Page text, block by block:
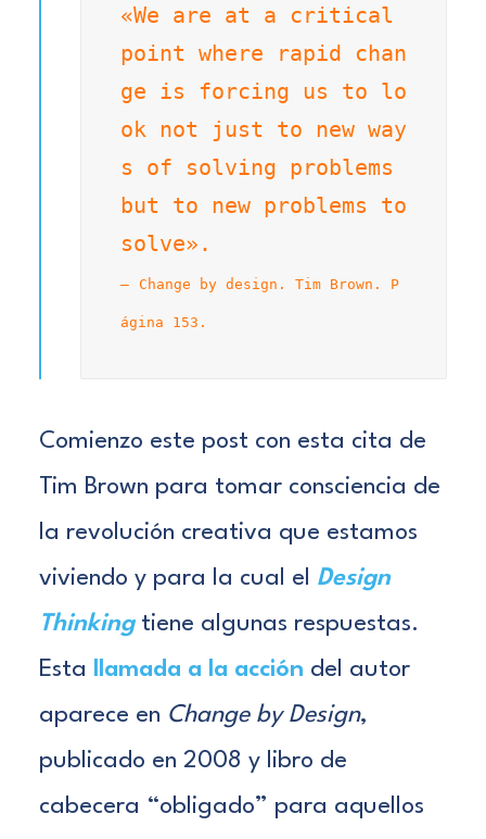
«We are at a critical
point where rapid chan
ge is forcing us to lo
ok not just to new way
s of solving problems
but to new problems to
Change by design. Tim Brown. P
ágina 153.
Comienzo este post con esta cita de
Tim Brown para tomar consciencia de
la revolución creativa que estamos
viviendo y para la cual el Design
Thinking tiene algunas respuestas.
Esta
llamada a la acción del autor
aparece en Change by Design,
publicado en 2008 y libro de
cabecera “obligado” para aquellos